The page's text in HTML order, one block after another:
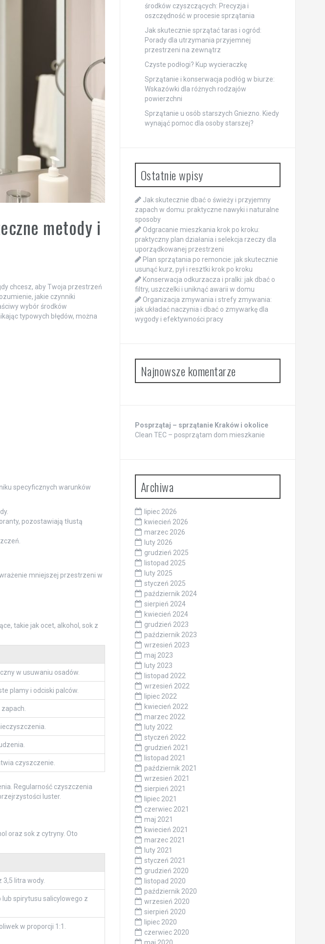
metody i
chcesz, aby Twoja przestrzeń
jakie czynniki
wybór środków
typowych błędów, można
specyficznych warunków
pozostawiają tłustą
mniejszej przestrzeni w
takie jak ocet, alkohol, sok z
w usuwaniu osadów.
plamy i odciski palców.
czyszczenie.
Regularność czyszczenia
luster.
oraz sok z cytryny. Oto
3,5 litra wody.
spirytusu salicylowego z
w proporcji 1:1.
środków czyszczących: Precyzja i
oszczędność w procesie sprzątania
Jak skutecznie sprzątać taras i ogród:
Porady dla utrzymania przyjemnej
przestrzeni na zewnątrz
Czyste podłogi? Kup wycieraczkę
Sprzątanie i konserwacja podłóg w biurze:
Wskazówki dla różnych rodzajów
powierzchni
Sprzątanie u osób starszych Gniezno. Kiedy
wynająć pomoc dla osoby starszej?
Ostatnie wpisy
Jak skutecznie dbać o świeży i przyjemny
zapach w domu: praktyczne nawyki i naturalne
sposoby
Odgracanie mieszkania krok po kroku:
praktyczny plan działania i selekcja rzeczy dla
uporządkowanej przestrzeni
Plan sprzątania po remoncie: jak skutecznie
usunąć kurz, pył i resztki krok po kroku
Konserwacja odkurzacza i pralki: jak dbać o
filtry, uszczelki i uniknąć awarii w domu
Organizacja zmywania i strefy zmywania:
jak układać naczynia i dbać o zmywarkę dla
wygody i efektywności pracy
Najnowsze komentarze
Posprzątaj – sprzątanie Kraków i okolice
Clean TEC – posprzątam dom mieszkanie
Archiwa
lipiec 2026
kwiecień 2026
marzec 2026
luty 2026
grudzień 2025
listopad 2025
luty 2025
styczeń 2025
październik 2024
sierpień 2024
kwiecień 2024
grudzień 2023
październik 2023
wrzesień 2023
maj 2023
luty 2023
listopad 2022
wrzesień 2022
lipiec 2022
kwiecień 2022
marzec 2022
luty 2022
styczeń 2022
grudzień 2021
listopad 2021
październik 2021
wrzesień 2021
sierpień 2021
lipiec 2021
czerwiec 2021
maj 2021
kwiecień 2021
marzec 2021
luty 2021
styczeń 2021
grudzień 2020
listopad 2020
październik 2020
wrzesień 2020
sierpień 2020
lipiec 2020
czerwiec 2020